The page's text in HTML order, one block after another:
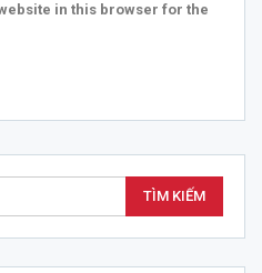
in this browser for the